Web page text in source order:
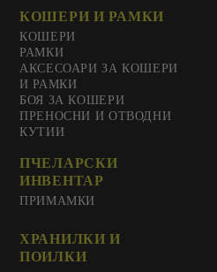
КОШЕРИ И РАМКИ
КОШЕРИ
РАМКИ
АКСЕСОАРИ ЗА КОШЕРИ
И РАМКИ
БОЯ ЗА КОШЕРИ
ПРЕНОСНИ И ОТВОДНИ
КУТИИ
ПЧЕЛАРСКИ
ИНВЕНТАР
ПРИМАМКИ
ХРАНИЛКИ И
ПОИЛКИ